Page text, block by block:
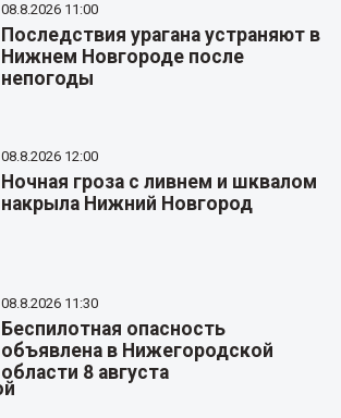
08.8.2026 11:00
Последствия урагана устраняют в
Нижнем Новгороде после
непогоды
08.8.2026 12:00
Ночная гроза с ливнем и шквалом
накрыла Нижний Новгород
08.8.2026 11:30
Беспилотная опасность
объявлена в Нижегородской
области 8 августа